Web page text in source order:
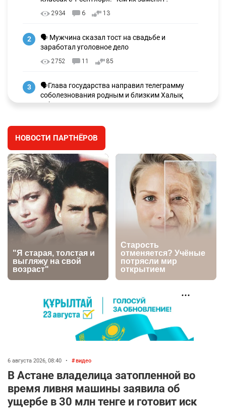
2934 6 13
2
🗣 Мужчина сказал тост на свадьбе и
заработал уголовное дело
2752 11 85
3
🗣Глава государства направил телеграмму
соболезнования родным и близким Халық
қаһарманы Ивана Гапича
🇫🇷 Клуб ПСЖ объявил об открытии своей
футбольной академии в Астане
2629 2 39
5
🇺🇸🇯🇵 США и Япония провели совместную
интервенцию для спасения иены
2686 1 16
2717 6
Казахстане продолжают расти цены на
баранину и конину
2394 5 17
9
🎬 Умер известный казахстанский
кинорежиссёр Ардак Амиркулов
НОВОСТИ ПАРТНЁРОВ
6 августа 2026, 08:40 • видео
В Астане владелица затопленной во
время ливня машины заявила об
ущербе в 30 млн тенге и готовит иск